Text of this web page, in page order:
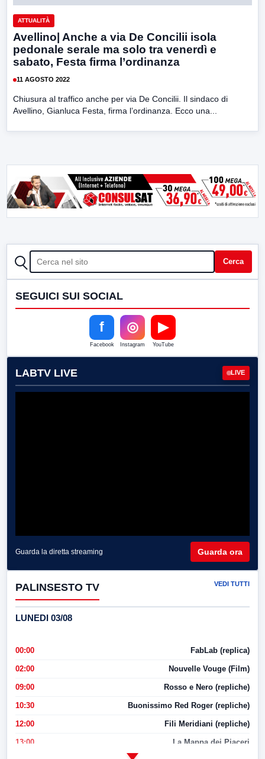
ATTUALITÀ
Avellino| Anche a via De Concilii isola
pedonale serale ma solo tra venerdì e
sabato, Festa firma l’ordinanza
11 AGOSTO 2022
Chiusura al traffico anche per via De Concilii. Il sindaco di
Avellino, Gianluca Festa, firma l’ordinanza. Ecco una...
CERCA Cerca
SEGUICI SUI SOCIAL
f
Facebook
◎
Instagram
▶
YouTube
LABTV LIVE LIVE
Guarda la diretta streaming Guarda ora
PALINSESTO TV VEDI TUTTI
LUNEDI 03/08
00:00 FabLab (replica)
02:00 Nouvelle Vouge (Film)
09:00 Rosso e Nero (repliche)
10:30 Buonissimo Red Roger (repliche)
12:00 Fili Meridiani (repliche)
13:00 La Mappa dei Piaceri